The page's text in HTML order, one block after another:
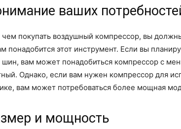
ваших
покупать воздушный компрессор, вы
понадобится этот инструмент. Если вы
шин, вам может понадобиться компрессор с
Однако, если вам нужен компрессор для
вам может потребоваться более мощная
и мощность